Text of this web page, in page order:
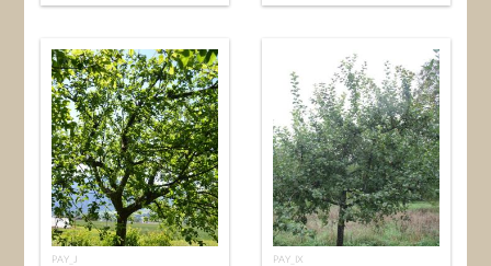
PAY_J PAY_IX